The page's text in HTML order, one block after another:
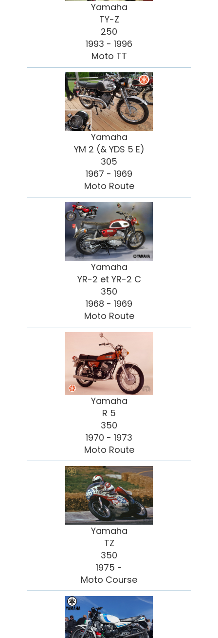
Yamaha
TY-Z
250
1993 - 1996
Moto TT
Yamaha
YM 2 (& YDS 5 E)
305
1967 - 1969
Moto Route
Yamaha
YR-2 et YR-2 C
350
1968 - 1969
Moto Route
Yamaha
R 5
350
1970 - 1973
Moto Route
Yamaha
TZ
350
1975 -
Moto Course